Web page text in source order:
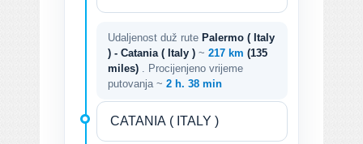
Udaljenost duž rute Palermo ( Italy
) - Catania ( Italy ) ~ 217 km (135
miles)
. Procijenjeno vrijeme
putovanja ~ 2 h. 38 min